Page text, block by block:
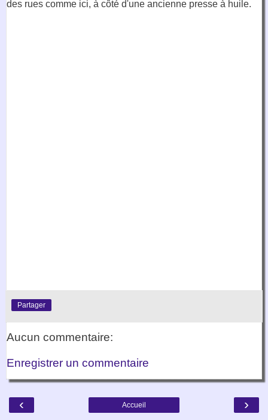
des rues comme ici, à côté d'une ancienne presse à huile.
Partager
Aucun commentaire:
Enregistrer un commentaire
‹ ›
Accueil